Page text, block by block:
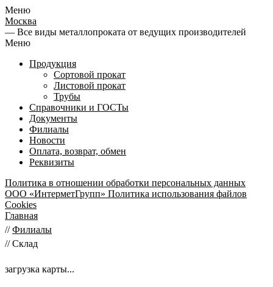
Меню
Москва
— Все виды металлопроката от ведущих производителей
Меню
Продукция
Сортовой прокат
Листовой прокат
Трубы
Справочники и ГОСТы
Документы
Филиалы
Новости
Оплата, возврат, обмен
Реквизиты
Политика в отношении обработки персональных данных
ООО «ИнтерметГрупп» Политика использования файлов
Cookies
Главная
// Филиалы
// Склад
загрузка карты...